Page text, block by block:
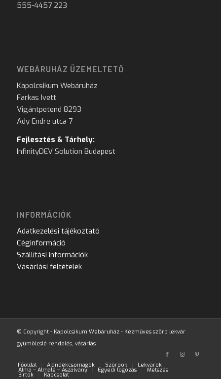
555-4457 223
WEBÁRUHÁZ ÜZEMELTETŐ
Kapolcsikum Webáruház
Farkas Ivett
Vigántpetend 8293
Ady Endre utca 7
Fejlesztés & Tárhely:
InfinityDEV Solution Budapest
INFORMÁCIÓK
Adatkezelési tájékoztató
Céginformáció
Szállítási információk
Vásárlási feltételek
© Copyright - Kapolcsikum Webáruház - Kézműves szörp lekvár
gyümölcslé rendelés, vásárlás
Főoldal Ajándékcsomagok Szörpök Lekvárok
Alma – Almalé – Aszalvány Egyedi logózás Metszés
Birtok Kapcsolat